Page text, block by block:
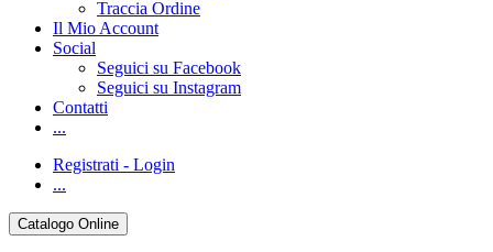
Traccia Ordine
Il Mio Account
Social
Seguici su Facebook
Seguici su Instagram
Contatti
...
Registrati - Login
...
Catalogo Online